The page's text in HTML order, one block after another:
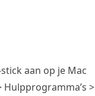
aan op je Mac
>